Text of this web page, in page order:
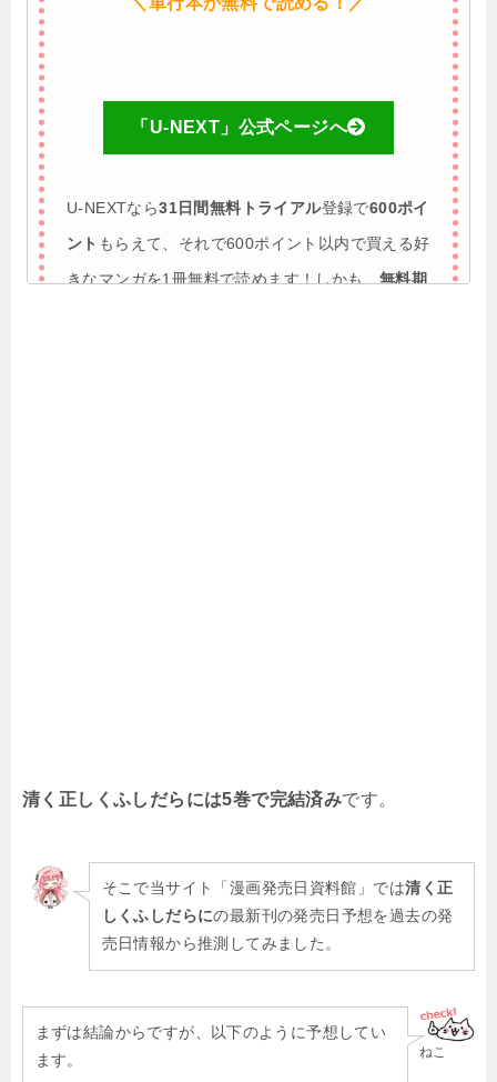
「U-NEXT」公式ページへ
U-NEXTなら31日間無料トライアル登録で600ポイ
ント もらえて、それで600ポイント以内で買える好
きなマンガを1冊無料で読めます！しかも、無料期
清く正しくふしだらには5巻で完結済みです。
そこで当サイト「漫画発売日資料館」では清く正
しくふしだらにの最新刊の発売日予想を過去の発
売日情報から推測してみました。
ねこ
まずは結論からですが、以下のように予想してい
ます。